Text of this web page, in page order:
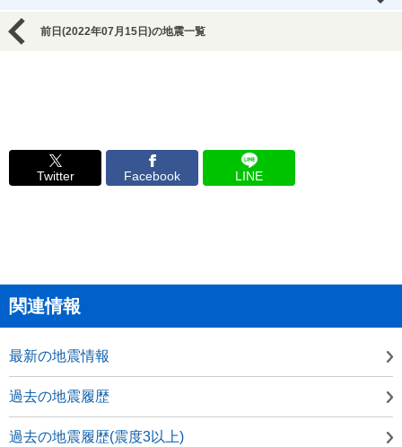
前日(2022年07月15日)の地震一覧
Twitter Facebook LINE
関連情報
最新の地震情報
過去の地震履歴
過去の地震履歴(震度3以上)